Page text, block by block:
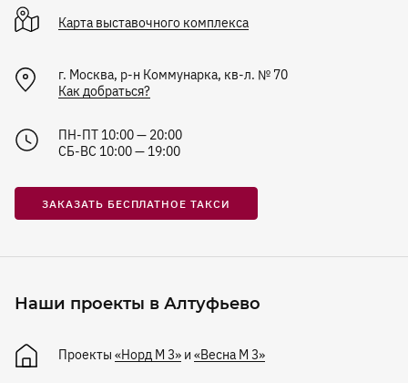
Карта выставочного комплекса
г. Москва, р-н Коммунарка, кв-л. № 70
Как добраться?
ПН-ПТ 10:00 — 20:00
СБ-ВС 10:00 — 19:00
ЗАКАЗАТЬ БЕСПЛАТНОЕ ТАКСИ
Наши проекты в Алтуфьево
Проекты «Норд М 3» и «Весна М 3»